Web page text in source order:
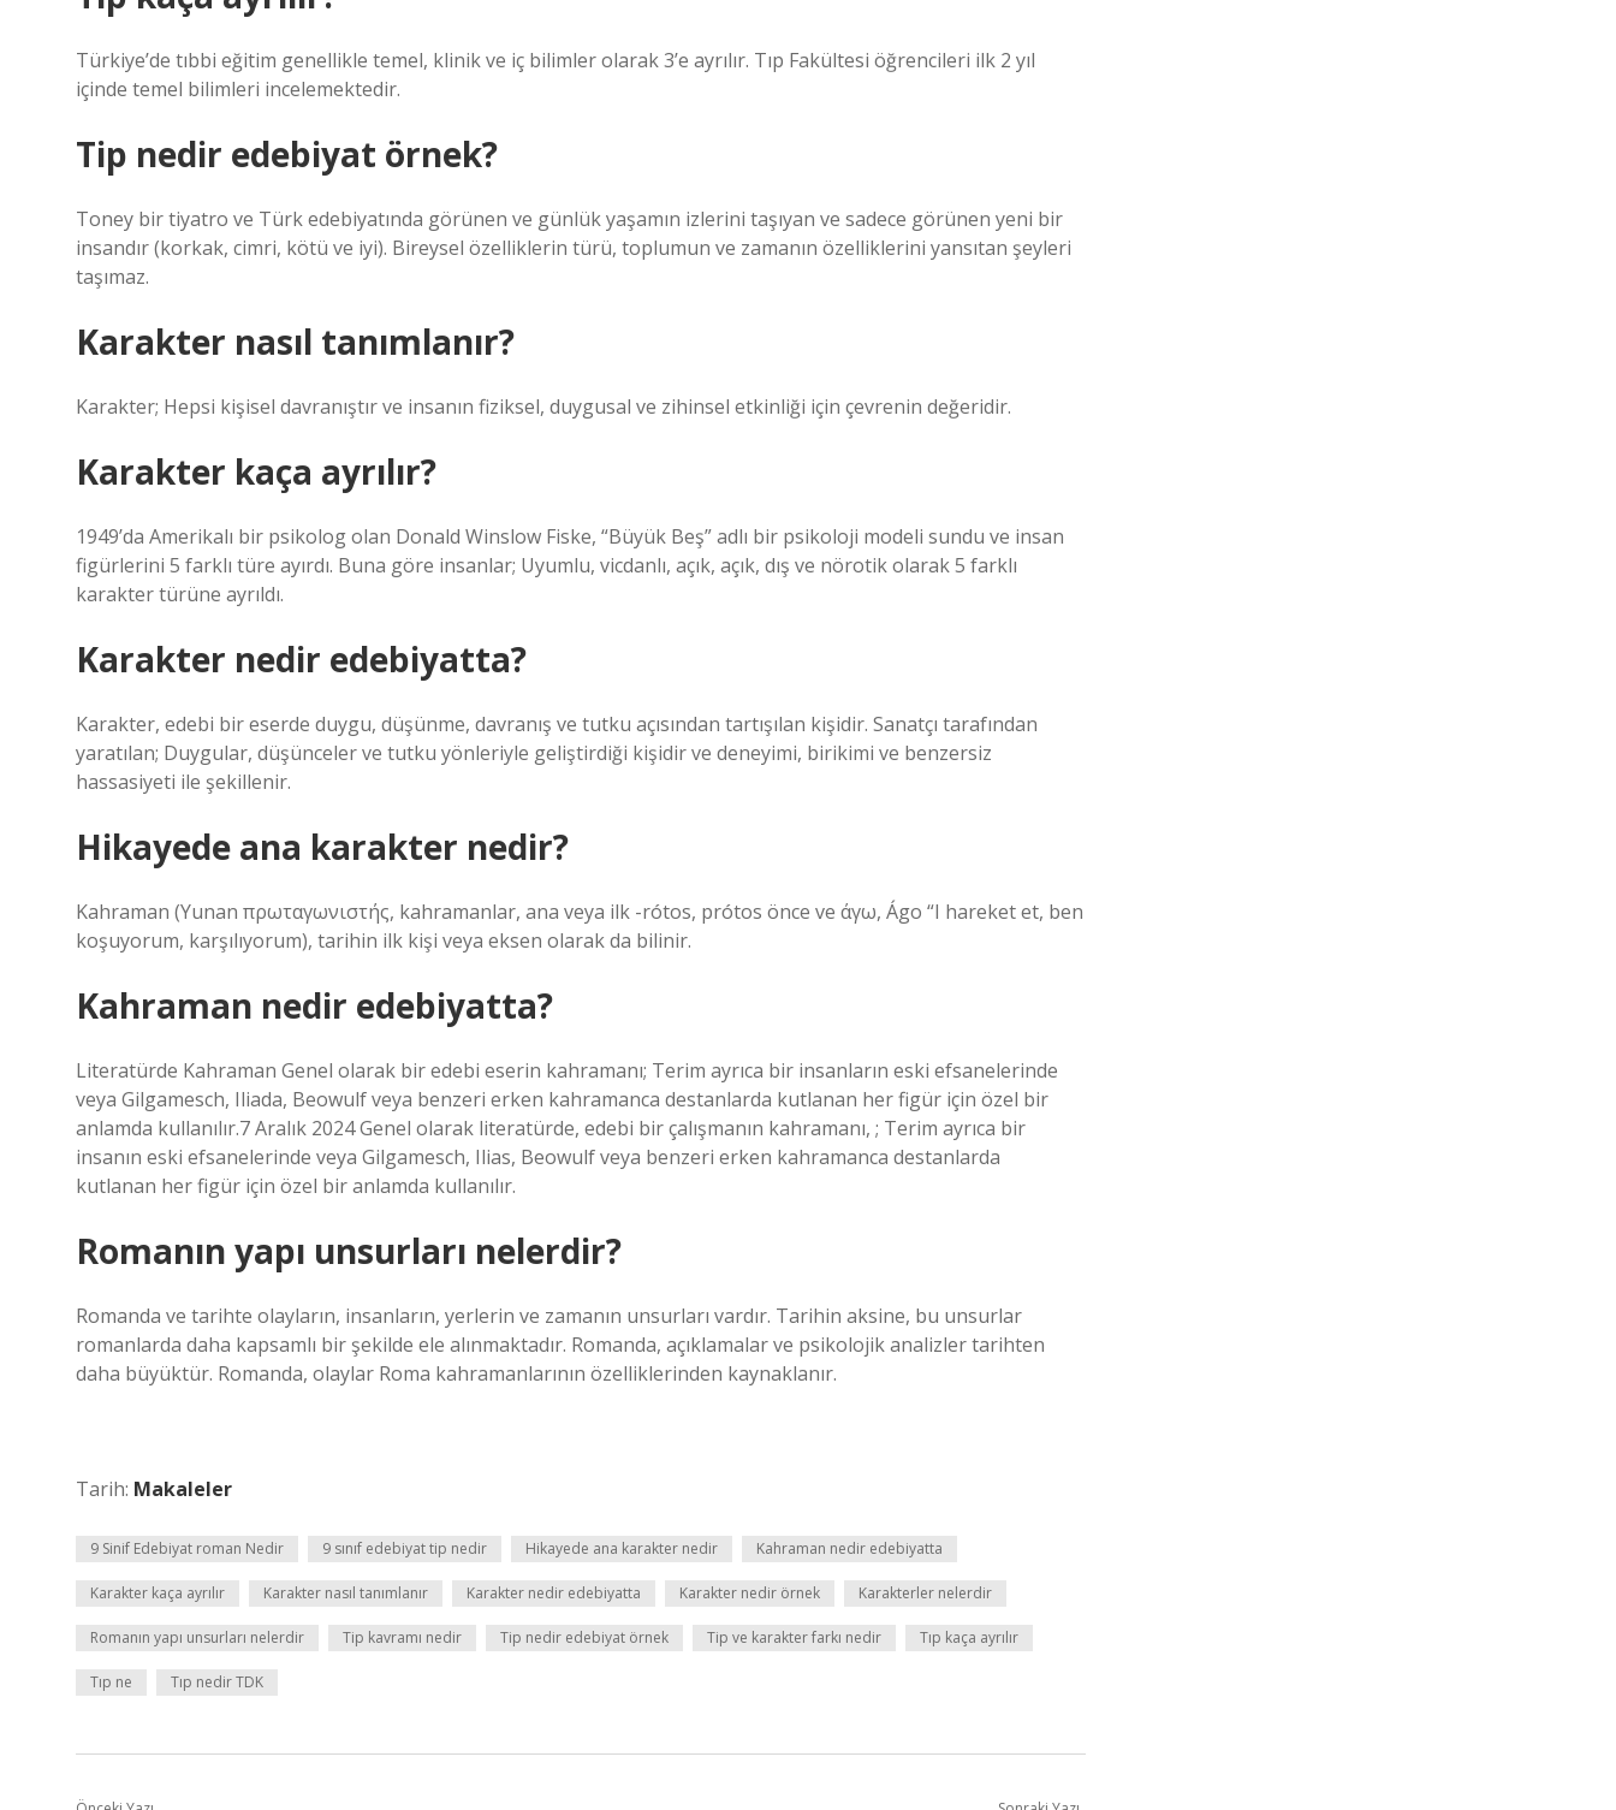
Türkiye’de tıbbi eğitim genellikle temel, klinik ve iç bilimler olarak 3’e ayrılır. Tıp Fakültesi öğrencileri ilk 2 yıl
içinde temel bilimleri incelemektedir.
Tip nedir edebiyat örnek?
Toney bir tiyatro ve Türk edebiyatında görünen ve günlük yaşamın izlerini taşıyan ve sadece görünen yeni bir
insandır (korkak, cimri, kötü ve iyi). Bireysel özelliklerin türü, toplumun ve zamanın özelliklerini yansıtan şeyleri
taşımaz.
Karakter nasıl tanımlanır?
Karakter; Hepsi kişisel davranıştır ve insanın fiziksel, duygusal ve zihinsel etkinliği için çevrenin değeridir.
Karakter kaça ayrılır?
1949’da Amerikalı bir psikolog olan Donald Winslow Fiske, “Büyük Beş” adlı bir psikoloji modeli sundu ve insan
figürlerini 5 farklı türe ayırdı. Buna göre insanlar; Uyumlu, vicdanlı, açık, açık, dış ve nörotik olarak 5 farklı
karakter türüne ayrıldı.
Karakter nedir edebiyatta?
Karakter, edebi bir eserde duygu, düşünme, davranış ve tutku açısından tartışılan kişidir. Sanatçı tarafından
yaratılan; Duygular, düşünceler ve tutku yönleriyle geliştirdiği kişidir ve deneyimi, birikimi ve benzersiz
hassasiyeti ile şekillenir.
Hikayede ana karakter nedir?
Kahraman (Yunan πρωταγωνιστής, kahramanlar, ana veya ilk -rótos, prótos önce ve άγω, Ágo “I hareket et, ben
koşuyorum, karşılıyorum), tarihin ilk kişi veya eksen olarak da bilinir.
Kahraman nedir edebiyatta?
Literatürde Kahraman Genel olarak bir edebi eserin kahramanı; Terim ayrıca bir insanların eski efsanelerinde
veya Gilgamesch, Iliada, Beowulf veya benzeri erken kahramanca destanlarda kutlanan her figür için özel bir
anlamda kullanılır.7 ​​Aralık 2024 Genel olarak literatürde, edebi bir çalışmanın kahramanı, ; Terim ayrıca bir
insanın eski efsanelerinde veya Gilgamesch, Ilias, Beowulf veya benzeri erken kahramanca destanlarda
kutlanan her figür için özel bir anlamda kullanılır.
Romanın yapı unsurları nelerdir?
Romanda ve tarihte olayların, insanların, yerlerin ve zamanın unsurları vardır. Tarihin aksine, bu unsurlar
romanlarda daha kapsamlı bir şekilde ele alınmaktadır. Romanda, açıklamalar ve psikolojik analizler tarihten
daha büyüktür. Romanda, olaylar Roma kahramanlarının özelliklerinden kaynaklanır.
Tarih: Makaleler
9 Sinif Edebiyat roman Nedir 9 sınıf edebiyat tip nedir Hikayede ana karakter nedir Kahraman nedir edebiyatta
Karakter kaça ayrılır Karakter nasıl tanımlanır Karakter nedir edebiyatta Karakter nedir örnek Karakterler nelerdir
Romanın yapı unsurları nelerdir Tip kavramı nedir Tip nedir edebiyat örnek Tip ve karakter farkı nedir Tıp kaça ayrılır
Tıp ne Tıp nedir TDK